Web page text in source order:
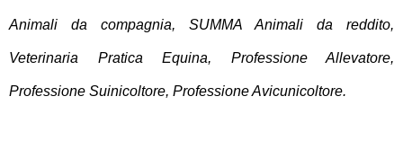
Animali da compagnia, SUMMA Animali da reddito,
Veterinaria Pratica Equina, Professione Allevatore,
Professione Suinicoltore, Professione Avicunicoltore.